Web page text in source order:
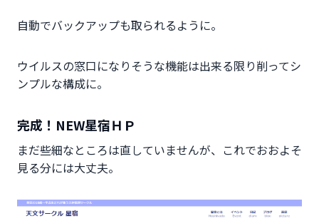
自動でバックアップも取られるように。
ウイルスの窓口になりそうな機能は出来る限り削ってシ
ンプルな構成に。
完成！NEW星宿ＨＰ
まだ些細なところは直していませんが、これでおおよそ
見る分には大丈夫。